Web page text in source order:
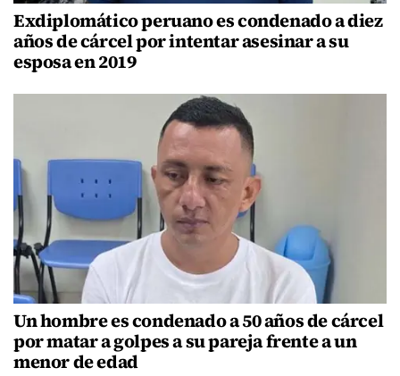
Exdiplomático peruano es condenado a diez
años de cárcel por intentar asesinar a su
esposa en 2019
Un hombre es condenado a 50 años de cárcel
por matar a golpes a su pareja frente a un
menor de edad